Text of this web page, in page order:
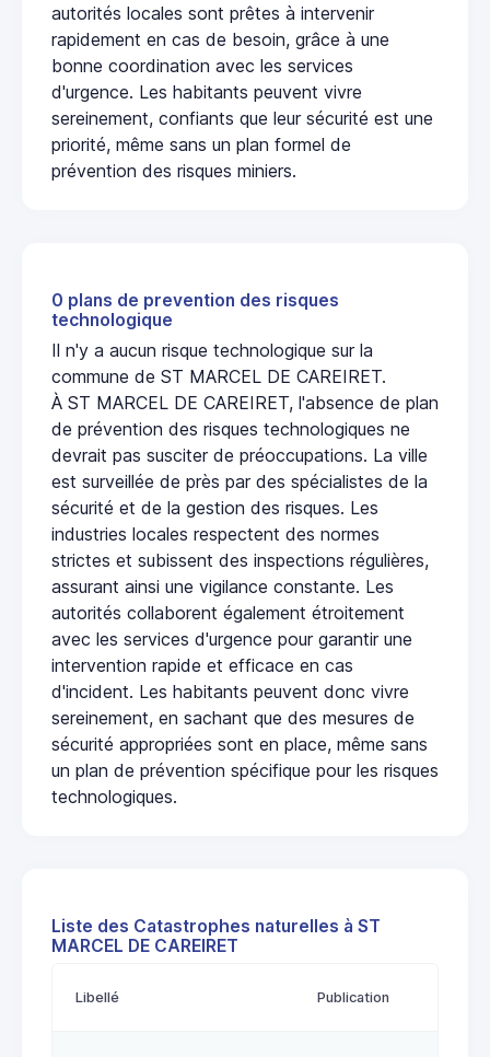
autorités locales sont prêtes à intervenir
rapidement en cas de besoin, grâce à une
bonne coordination avec les services
d'urgence. Les habitants peuvent vivre
sereinement, confiants que leur sécurité est une
priorité, même sans un plan formel de
prévention des risques miniers.
0 plans de prevention des risques
technologique
Il n'y a aucun risque technologique sur la
commune de ST MARCEL DE CAREIRET.
À ST MARCEL DE CAREIRET, l'absence de plan
de prévention des risques technologiques ne
devrait pas susciter de préoccupations. La ville
est surveillée de près par des spécialistes de la
sécurité et de la gestion des risques. Les
industries locales respectent des normes
strictes et subissent des inspections régulières,
assurant ainsi une vigilance constante. Les
autorités collaborent également étroitement
avec les services d'urgence pour garantir une
intervention rapide et efficace en cas
d'incident. Les habitants peuvent donc vivre
sereinement, en sachant que des mesures de
sécurité appropriées sont en place, même sans
un plan de prévention spécifique pour les risques
technologiques.
Liste des Catastrophes naturelles à ST
MARCEL DE CAREIRET
Libellé Publication